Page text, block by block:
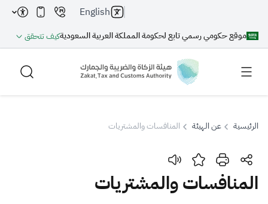
موقع حكومي رسمي تابع لحكومة المملكة العربية السعوديةكيف تتحقق
English
بحث
الرئيسية عن الهيئة المنافسات والمشتريات
المنافسات والمشتريات